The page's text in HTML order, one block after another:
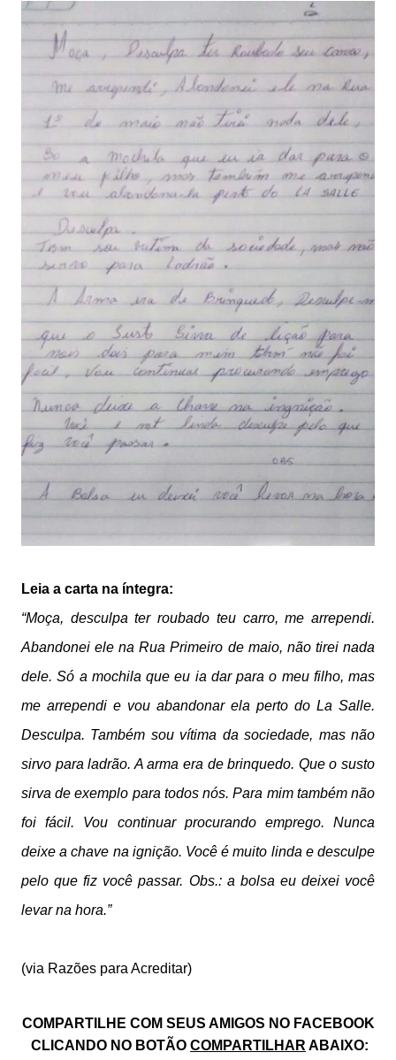
Leia a carta na íntegra:
“Moça, desculpa ter roubado teu carro, me arrependi.
Abandonei ele na Rua Primeiro de maio, não tirei nada
dele. Só a mochila que eu ia dar para o meu filho, mas
me arrependi e vou abandonar ela perto do La Salle.
Desculpa. Também sou vítima da sociedade, mas não
sirvo para ladrão. A arma era de brinquedo. Que o susto
sirva de exemplo para todos nós. Para mim também não
foi fácil. Vou continuar procurando emprego. Nunca
deixe a chave na ignição. Você é muito linda e desculpe
pelo que fiz você passar. Obs.: a bolsa eu deixei você
levar na hora.”
(via Razões para Acreditar)
COMPARTILHE COM SEUS AMIGOS NO FACEBOOK
CLICANDO NO BOTÃO COMPARTILHAR ABAIXO: